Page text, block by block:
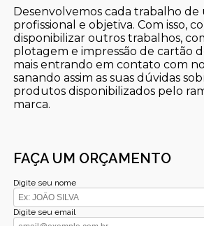
Desenvolvemos cada trabalho de
profissional e objetiva. Com isso,
disponibilizar outros trabalhos,
plotagem e impressão de cartão
mais entrando em contato com
sanando assim as suas dúvidas
produtos disponibilizados pelo
marca.
FAÇA UM ORÇAMENTO
Digite seu nome
Digite seu email